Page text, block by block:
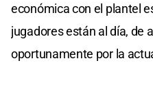
económica con el plantel
jugadores están al día, de
oportunamente por la